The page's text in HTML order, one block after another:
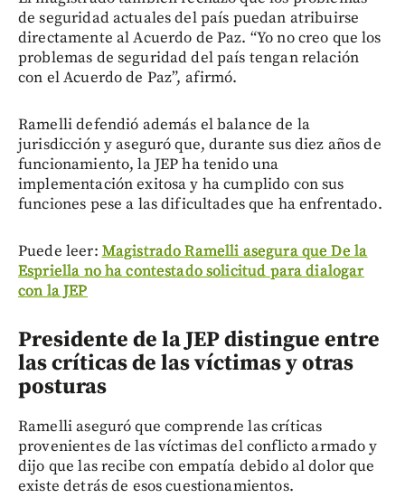
de seguridad actuales del país puedan atribuirse
directamente al Acuerdo de Paz. “Yo no creo que los
problemas de seguridad del país tengan relación
con el Acuerdo de Paz”, afirmó.
Ramelli defendió además el balance de la
jurisdicción y aseguró que, durante sus diez años de
funcionamiento, la JEP ha tenido una
implementación exitosa y ha cumplido con sus
funciones pese a las dificultades que ha enfrentado.
Puede leer: Magistrado Ramelli asegura que De la
Espriella no ha contestado solicitud para dialogar
con la JEP
Presidente de la JEP distingue entre
las críticas de las víctimas y otras
posturas
Ramelli aseguró que comprende las críticas
provenientes de las víctimas del conflicto armado y
dijo que las recibe con empatía debido al dolor que
existe detrás de esos cuestionamientos.